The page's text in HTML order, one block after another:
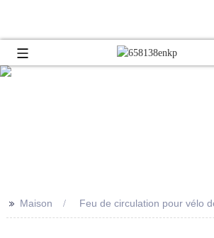
>> Maison Feu de circulation pour vélo